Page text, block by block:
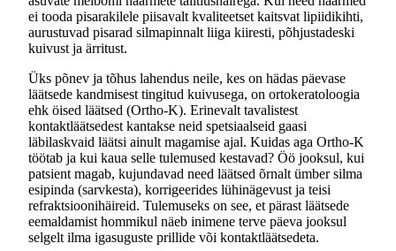
ei tooda pisarakilele piisavalt kvaliteetset kaitsvat lipiidikihti,
aurustuvad pisarad silmapinnalt liiga kiiresti, põhjustadeski
kuivust ja ärritust.
Üks põnev ja tõhus lahendus neile, kes on hädas päevase
läätsede kandmisest tingitud kuivusega, on ortokeratoloogia
ehk öised läätsed (Ortho-K). Erinevalt tavalistest
kontaktläätsedest kantakse neid spetsiaalseid gaasi
läbilaskvaid läätsi ainult magamise ajal. Kuidas aga Ortho-K
töötab ja kui kaua selle tulemused kestavad? Öö jooksul, kui
patsient magab, kujundavad need läätsed õrnalt ümber silma
esipinda (sarvkesta), korrigeerides lühinägevust ja teisi
refraktsioonihäireid. Tulemuseks on see, et pärast läätsede
eemaldamist hommikul näeb inimene terve päeva jooksul
selgelt ilma igasuguste prillide või kontaktläätsedeta.